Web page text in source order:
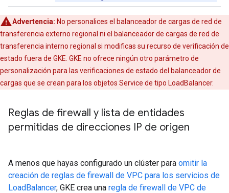
Advertencia: No personalices el balanceador de cargas de red de
transferencia externo regional ni el balanceador de cargas de red de
transferencia interno regional si modificas su recurso de verificación de
estado fuera de GKE. GKE no ofrece ningún otro parámetro de
personalización para las verificaciones de estado del balanceador de
cargas que se crean para los objetos Service de tipo LoadBalancer.
Reglas de firewall y lista de entidades
permitidas de direcciones IP de origen
A menos que hayas configurado un clúster para omitir la
creación de reglas de firewall de VPC para los servicios de
LoadBalancer, GKE crea una regla de firewall de VPC de